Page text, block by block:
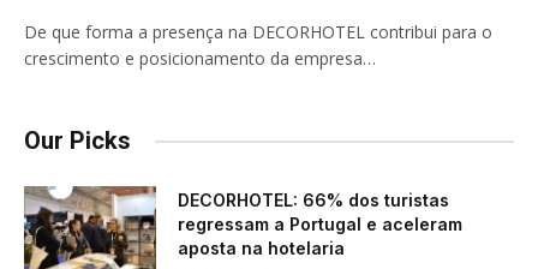
De que forma a presença na DECORHOTEL contribui para o
crescimento e posicionamento da empresa…
Our Picks
DECORHOTEL: 66% dos turistas
regressam a Portugal e aceleram
aposta na hotelaria